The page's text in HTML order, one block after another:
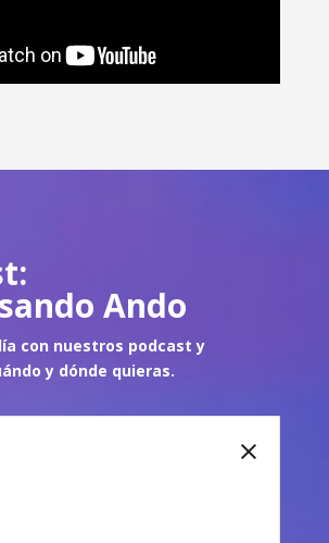
Ando
con nuestros podcast y
y dónde quieras.